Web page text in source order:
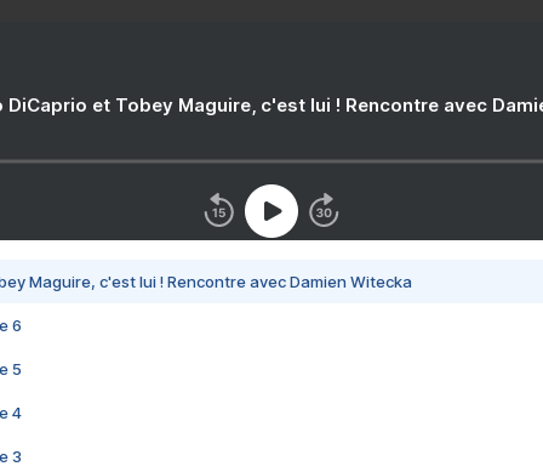
DiCaprio et Tobey Maguire, c'est lui ! Rencontre avec
Maguire, c'est lui ! Rencontre avec Damien Witecka
6
5
4
3